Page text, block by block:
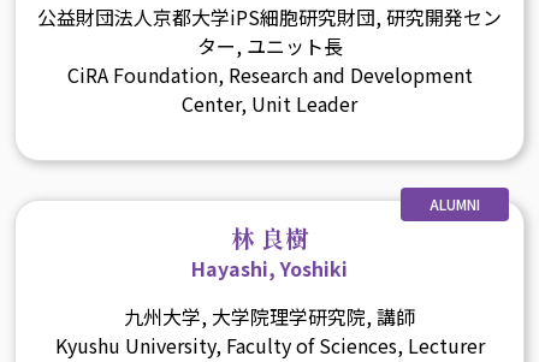
公益財団法人京都大学iPS細胞研究財団, 研究開発セン
ター, ユニット長
CiRA Foundation, Research and Development
Center, Unit Leader
ALUMNI
林 良樹
Hayashi, Yoshiki
九州大学, 大学院理学研究院, 講師
Kyushu University, Faculty of Sciences, Lecturer